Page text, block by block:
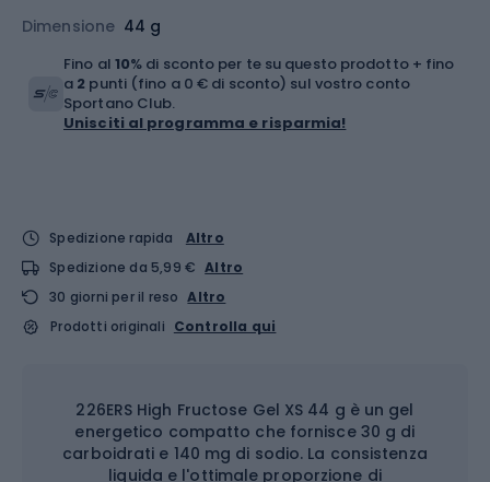
Dimensione 44 g
Fino al 10% di sconto per te su questo prodotto + fino
a 2 punti (fino a 0 € di sconto) sul vostro conto
Sportano Club.
Unisciti al programma e risparmia!
Spedizione rapida
Altro
Spedizione da 5,99 € Altro
30 giorni per il reso Altro
Prodotti originali Controlla qui
226ERS High Fructose Gel XS 44 g è un gel
energetico compatto che fornisce 30 g di
carboidrati e 140 mg di sodio. La consistenza
liquida e l'ottimale proporzione di